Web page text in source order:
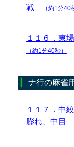
戦
（約1分40
１１６．東
（約1分40秒）
ナ行の麻雀
１１７．中
膨れ、中目